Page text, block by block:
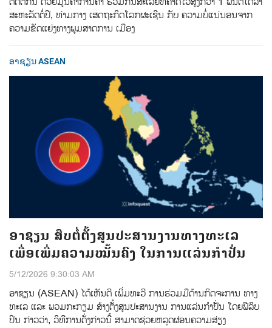
ສະຫະລັດຕໍ່ປີ, ທ່າມກາງ ເສດຖະກິດໂລກຜະເຊີນ ກັບ ຄວາມບໍ່ແນ່ນອນຈາກ
ຄວາມຂັດແຍ່ງທາງພູມສາດການ ເມືອງ
ອາຊຽນ ASEAN
ອາຊຽນ ສືບຕໍ່ຕັ້ງສູນປະສານງານທາງທະເລ
ເພື່ອເພີ່ມຄວາມໝັ້ນຄົງ ໃນການແລ່ນກຳປັ່ນ
5/12/2026 9:30:03 AM
ອາຊຽນ (ASEAN) ໄດ້ເຫັນດີ ເພີ່ມທະວີ ການຮ່ວມມືດ້ານກິດຈະການ ທາງ
ທະເລ ແລະ ພວມກະກຽມ ສ້າງຕັ້ງສູນປະສານງານ ການແລ່ນກຳປັ່ນ ໂດຍຟີລິບ
ປິນ ກ່າວວ່າ, ວິທີການດັ່ງກ່າວນີ້ ສາມາດຊ່ວຍຫລຸດຜ່ອນຄວາມສ່ຽງ